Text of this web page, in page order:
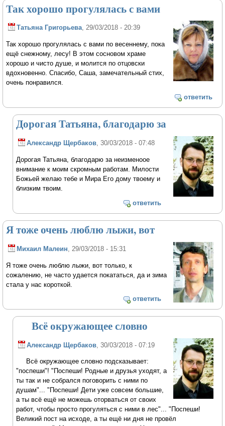
Так хорошо прогулялась с вами
Татьяна Григорьева, 29/03/2018 - 20:39
Так хорошо прогулялась с вами по весеннему, пока
ещё снежному, лесу! В этом сосновом храме
хорошо и чисто душе, и молится по отцовски
вдохновенно. Спасибо, Саша, замечательный стих,
очень понравился.
ответить
Дорогая Татьяна, благодарю за
Александр Щербаков, 30/03/2018 - 07:48
Дорогая Татьяна, благодарю за неизменоое
внимание к моим скромным работам. Милости
Божьей желаю тебе и Мира Его дому твоему и
близким твоим.
ответить
Я тоже очень люблю лыжи, вот
Михаил Малеин , 29/03/2018 - 15:31
Я тоже очень люблю лыжи, вот только, к
сожалению, не часто удается покататься, да и зима
стала у нас короткой.
ответить
Всё окружающее словно
Александр Щербаков , 30/03/2018 - 07:19
Всё окружающее словно подсказывает:
"поспеши"! "Поспеши! Родные и друзья уходят, а
ты так и не собрался поговорить с ними по
душам"... "Поспеши! Дети уже совсем большие,
а ты всё ещё не можешь оторваться от своих
работ, чтобы просто прогуляться с ними в лес"... "Поспеши!
Великий пост на исходе, а ты ещё ни дня не провёл